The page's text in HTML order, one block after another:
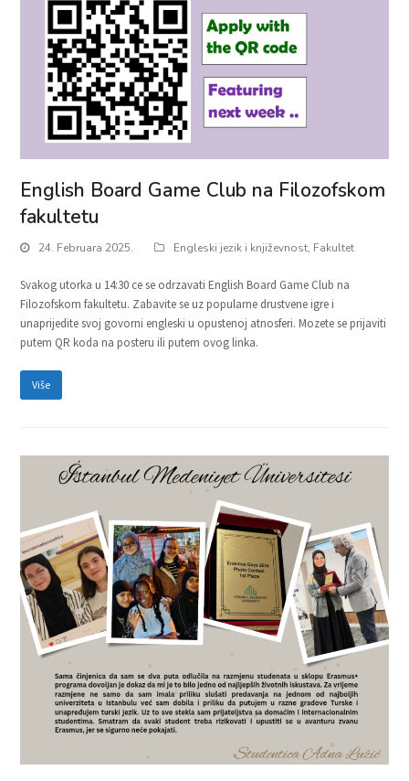
English Board Game Club na Filozofskom
fakultetu
24. Februara 2025. Engleski jezik i književnost, Fakultet
Svakog utorka u 14:30 ce se odrzavati English Board Game Club na
Filozofskom fakultetu. Zabavite se uz popularne drustvene igre i
unaprijedite svoj govorni engleski u opustenoj atnosferi. Mozete se prijaviti
putem QR koda na posteru ili putem ovog linka.
Više